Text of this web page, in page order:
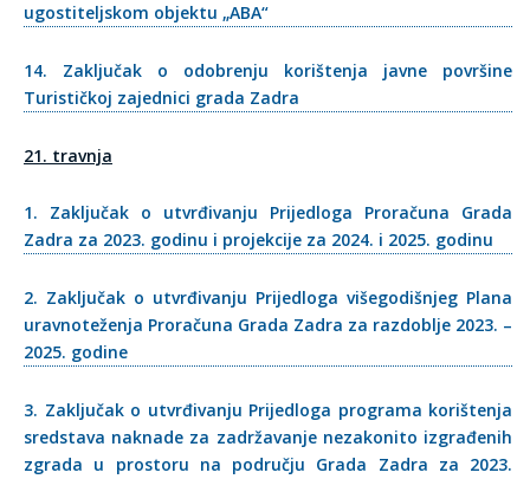
ugostiteljskom objektu „ABA“
14. Zaključak o odobrenju korištenja javne površine
Turističkoj zajednici grada Zadra
21. travnja
1. Zaključak o utvrđivanju Prijedloga Proračuna Grada
Zadra za 2023. godinu i projekcije za 2024. i 2025. godinu
2. Zaključak o utvrđivanju Prijedloga višegodišnjeg Plana
uravnoteženja Proračuna Grada Zadra za razdoblje 2023. –
2025. godine
3. Zaključak o utvrđivanju Prijedloga programa korištenja
sredstava naknade za zadržavanje nezakonito izgrađenih
zgrada u prostoru na području Grada Zadra za 2023.